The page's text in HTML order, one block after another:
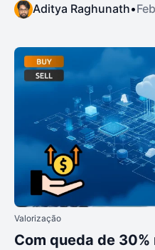
Aditya Raghunath•
Valorização
Com queda de 30%